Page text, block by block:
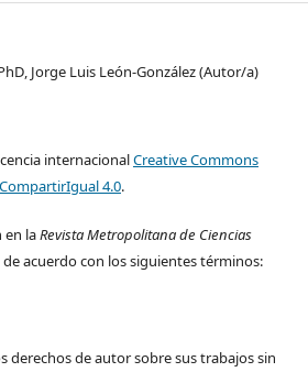
Jorge Luis León-González (Autor/a)
internacionalCreative Commons
4.0.
en laRevista Metropolitana de Ciencias
de acuerdo con los siguientes términos:
derechos de autor sobre sus trabajos sin